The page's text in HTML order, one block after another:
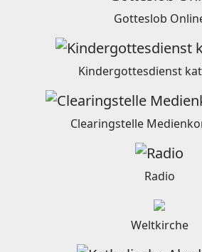
Gotteslob
Kindergottesdienst
Clearingstelle
Radio
Weltkirche